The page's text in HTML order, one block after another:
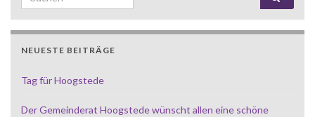
NEUESTE BEITRÄGE
Tag für Hoogstede
Der Gemeinderat Hoogstede wünscht allen eine schöne